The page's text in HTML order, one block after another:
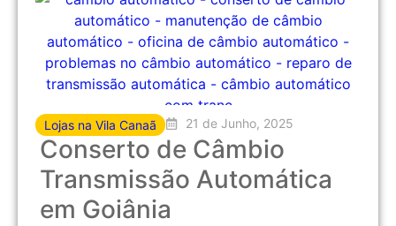
Lojas na Vila Canaã 21 de Junho, 2025
Conserto de Câmbio
Transmissão Automática
em Goiânia